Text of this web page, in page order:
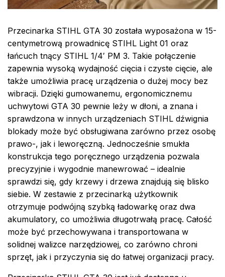
Przecinarka STIHL GTA 30 została wyposażona w 15-
centymetrową prowadnicę STIHL Light 01 oraz
łańcuch tnący STIHL 1/4′ PM 3. Takie połączenie
zapewnia wysoką wydajność cięcia i czyste cięcie, ale
także umożliwia pracę urządzenia o dużej mocy bez
wibracji. Dzięki gumowanemu, ergonomicznemu
uchwytowi GTA 30 pewnie leży w dłoni, a znana i
sprawdzona w innych urządzeniach STIHL dźwignia
blokady może być obsługiwana zarówno przez osobę
prawo-, jak i leworęczną. Jednocześnie smukła
konstrukcja tego poręcznego urządzenia pozwala
precyzyjnie i wygodnie manewrować – idealnie
sprawdzi się, gdy krzewy i drzewa znajdują się blisko
siebie. W zestawie z przecinarką użytkownik
otrzymuje podwójną szybką ładowarkę oraz dwa
akumulatory, co umożliwia długotrwałą pracę. Całość
może być przechowywana i transportowana w
solidnej walizce narzędziowej, co zarówno chroni
sprzęt, jak i przyczynia się do łatwej organizacji pracy.